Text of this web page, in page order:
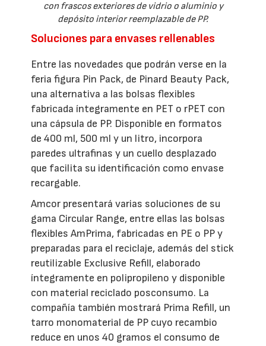
con frascos exteriores de vidrio o aluminio y
depósito interior reemplazable de PP.
Soluciones para envases rellenables
Entre las novedades que podrán verse en la
feria figura Pin Pack, de Pinard Beauty Pack,
una alternativa a las bolsas flexibles
fabricada íntegramente en PET o rPET con
una cápsula de PP. Disponible en formatos
de 400 ml, 500 ml y un litro, incorpora
paredes ultrafinas y un cuello desplazado
que facilita su identificación como envase
recargable.
Amcor presentará varias soluciones de su
gama Circular Range, entre ellas las bolsas
flexibles AmPrima, fabricadas en PE o PP y
preparadas para el reciclaje, además del stick
reutilizable Exclusive Refill, elaborado
íntegramente en polipropileno y disponible
con material reciclado posconsumo. La
compañía también mostrará Prima Refill, un
tarro monomaterial de PP cuyo recambio
reduce en unos 40 gramos el consumo de